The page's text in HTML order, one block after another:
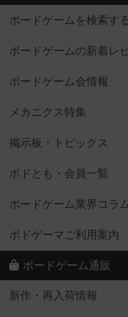
ボードゲームを検索す
ボードゲームの新着レ
ボードゲーム会情報
メカニクス特集
掲示板・トピックス
ボドとも・会員一覧
ボードゲーム業界コラ
ボドゲーマご利用案内
ボードゲーム通販
新作・再入荷情報